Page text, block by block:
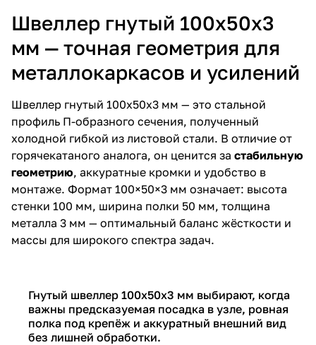
Швеллер гнутый 100х50х3
мм — точная геометрия для
металлокаркасов и усилений
Швеллер гнутый 100х50х3 мм — это стальной
профиль П-образного сечения, полученный
холодной гибкой из листовой стали. В отличие от
горячекатаного аналога, он ценится за стабильную
геометрию, аккуратные кромки и удобство в
монтаже. Формат 100×50×3 мм означает: высота
стенки 100 мм, ширина полки 50 мм, толщина
металла 3 мм — оптимальный баланс жёсткости и
массы для широкого спектра задач.
Гнутый швеллер 100х50х3 мм выбирают, когда
важны предсказуемая посадка в узле, ровная
полка под крепёж и аккуратный внешний вид
без лишней обработки.